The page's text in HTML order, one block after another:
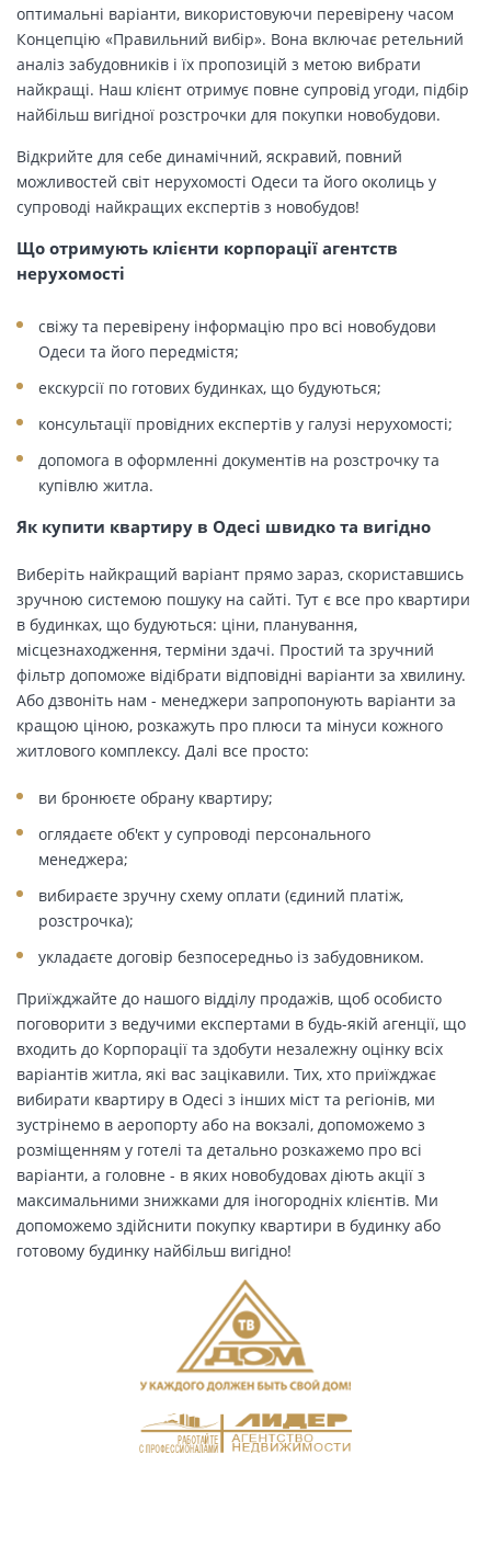
оптимальні варіанти, використовуючи перевірену часом
Концепцію «Правильний вибір». Вона включає ретельний
аналіз забудовників і їх пропозицій з метою вибрати
найкращі. Наш клієнт отримує повне супровід угоди, підбір
найбільш вигідної розстрочки для покупки новобудови.
Відкрийте для себе динамічний, яскравий, повний
можливостей світ нерухомості Одеси та його околиць у
супроводі найкращих експертів з новобудов!
Що отримують клієнти корпорації агентств
нерухомості
свіжу та перевірену інформацію про всі новобудови
Одеси та його передмістя;
екскурсії по готових будинках, що будуються;
консультації провідних експертів у галузі нерухомості;
допомога в оформленні документів на розстрочку та
купівлю житла.
Як купити квартиру в Одесі швидко та вигідно
Виберіть найкращий варіант прямо зараз, скориставшись
зручною системою пошуку на сайті. Тут є все про квартири
в будинках, що будуються: ціни, планування,
місцезнаходження, терміни здачі. Простий та зручний
фільтр допоможе відібрати відповідні варіанти за хвилину.
Або дзвоніть нам - менеджери запропонують варіанти за
кращою ціною, розкажуть про плюси та мінуси кожного
житлового комплексу. Далі все просто:
ви бронюєте обрану квартиру;
оглядаєте об'єкт у супроводі персонального
менеджера;
вибираєте зручну схему оплати (єдиний платіж,
розстрочка);
укладаєте договір безпосередньо із забудовником.
Приїжджайте до нашого відділу продажів, щоб особисто
поговорити з ведучими експертами в будь-якій агенції, що
входить до Корпорації та здобути незалежну оцінку всіх
варіантів житла, які вас зацікавили. Тих, хто приїжджає
вибирати квартиру в Одесі з інших міст та регіонів, ми
зустрінемо в аеропорту або на вокзалі, допоможемо з
розміщенням у готелі та детально розкажемо про всі
варіанти, а головне - в яких новобудовах діють акції з
максимальними знижками для іногородніх клієнтів. Ми
допоможемо здійснити покупку квартири в будинку або
готовому будинку найбільш вигідно!